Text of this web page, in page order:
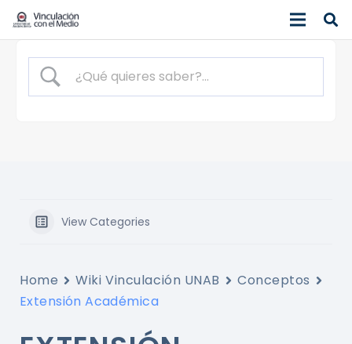
View Categories
Home Wiki Vinculación UNAB
Conceptos
Extensión Académica